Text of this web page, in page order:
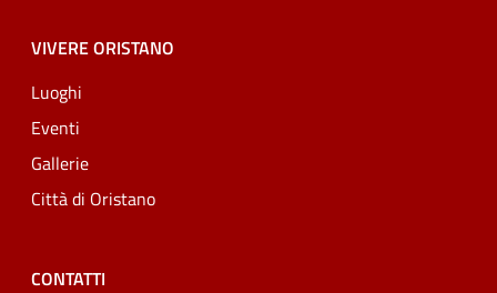
VIVERE ORISTANO
Luoghi
Eventi
Gallerie
Città di Oristano
CONTATTI